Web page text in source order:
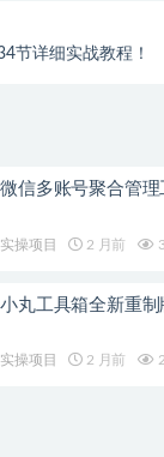
节详细实战教程！
微信多账号聚合管理
实操项目 2 月前
小丸工具箱全新重制
实操项目 2 月前